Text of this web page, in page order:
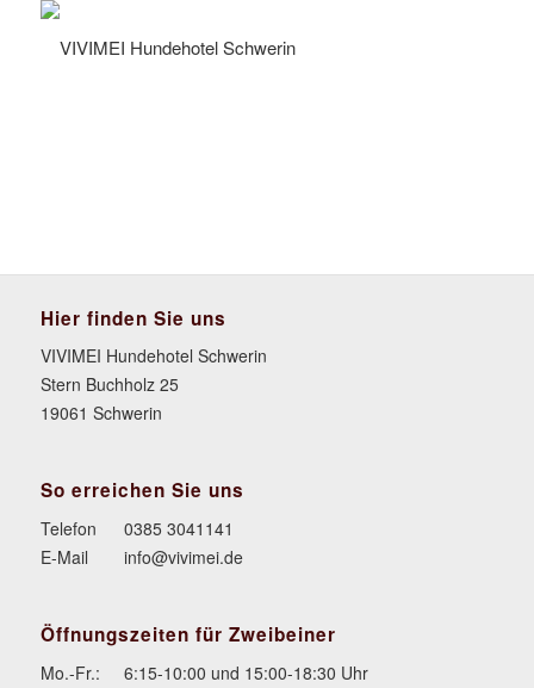
Hier finden Sie uns
VIVIMEI Hundehotel Schwerin
Stern Buchholz 25
19061 Schwerin
So erreichen Sie uns
Telefon
0385 3041141
E-Mail
info@vivimei.de
Öffnungszeiten für Zweibeiner
Mo.-Fr.:
6:15-10:00 und 15:00-18:30 Uhr